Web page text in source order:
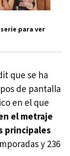
para ver
que se ha
de pantalla
en el que
el metraje
principales
y 236